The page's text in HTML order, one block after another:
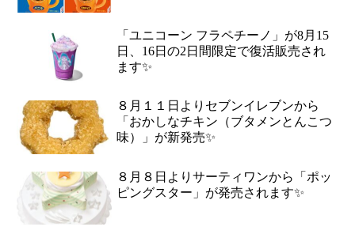
「ユニコーン フラペチーノ」が8月15
日、16日の2日間限定で復活販売され
ます✨
８月１１日よりセブンイレブンから
「おかしなチキン（ブタメンとんこつ
味）」が新発売✨
８月８日よりサーティワンから「ポッ
ピングスター」が発売されます✨